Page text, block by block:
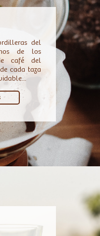
del
de los
café del
cada taza